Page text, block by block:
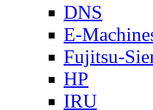
DNS
E-
Fujitsu-
HP
IRU